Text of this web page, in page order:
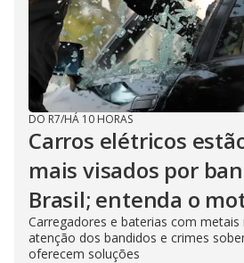
DO R7/HÁ 10 HORAS
Carros elétricos
mais visados por
Brasil; entenda o
Carregadores e baterias com
atenção dos bandidos e crimes
oferecem soluções